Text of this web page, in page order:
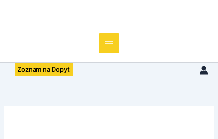
Zoznam na Dopyt
chladnička,
Čierna,
220-